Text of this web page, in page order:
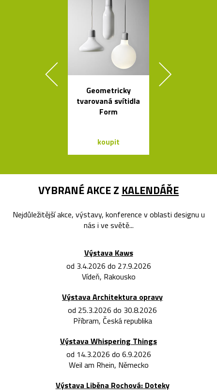
Geometricky
tvarovaná svítidla
Form
koupit
VYBRANÉ AKCE Z KALENDÁŘE
Nejdůležitější akce, výstavy, konference v oblasti designu u
nás i ve světě...
Výstava Kaws
od 3.4.2026 do 27.9.2026
Vídeň, Rakousko
Výstava Architektura opravy
od 25.3.2026 do 30.8.2026
Příbram, Česká republika
Výstava Whispering Things
od 14.3.2026 do 6.9.2026
Weil am Rhein, Německo
Výstava Liběna Rochová: Doteky